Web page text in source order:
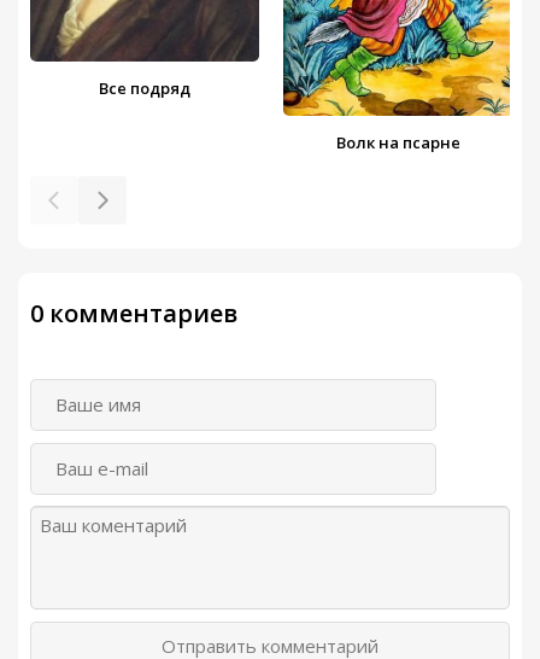
Все подряд
Волк на псарне
0 комментариев
Отправить комментарий